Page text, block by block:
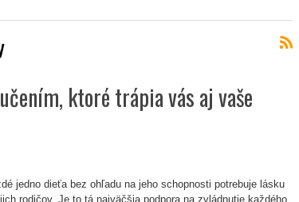
ktoré trápia vás aj vaše
jedno dieťa bez ohľadu na jeho schopnosti potrebuje lásku
rodičov. Je to tá najväčšia podpora na zvládnutie každého